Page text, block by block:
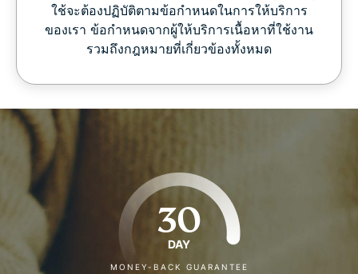
ใช้จะต้องปฏิบัติตามข้อกำหนดในการให้บริการ
ของเรา ข้อกำหนดจากผู้ให้บริการเนื้อหาที่ใช้งาน
รวมถึงกฎหมายที่เกี่ยวข้องทั้งหมด
30
DAY
MONEY-BACK GUARANTEE